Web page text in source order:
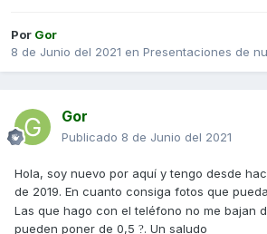
Por Gor
8 de Junio del 2021 en Presentaciones de
Gor
Publicado 8 de Junio del 2021
Hola, soy nuevo por aquí y tengo desde
de 2019. En cuanto consiga fotos que
Las que hago con el teléfono no me bajan
pueden poner de 0,5 ?. Un saludo